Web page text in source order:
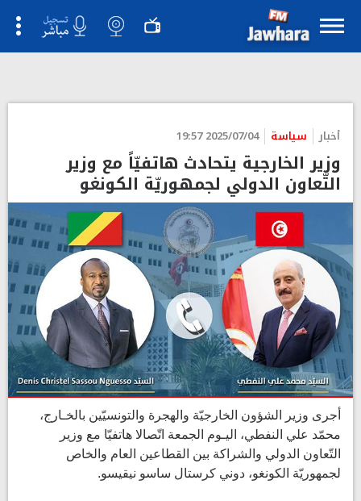
أخبار سياسة 2025/07/04 19:57
وزير الخارجية يتحادث هاتفيّاً مع وزير
التّعاون الدولي لجمهوريّة الكونغو
أجرى وزير الشؤون الخارجيّة والهجرة والتونسيّين بالخـارج،
محمّد علي النفطي، اليـوم الجمعة اتّصالا هاتفيّا مع وزير
التّعاون الدولي والشراكة بين القطاعين العام والخاص
لجمهوريّة الكونغو، دوني كرستال ساسو نيقيسو.